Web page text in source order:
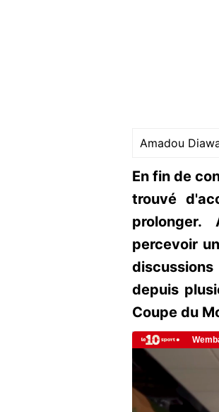
Amadou
En fin de
trouvé
prolonger.
percevoir
depuis
Coupe du